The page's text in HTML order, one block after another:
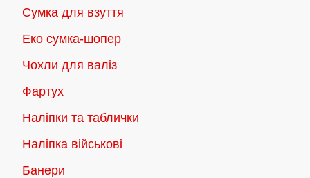
Сумка для взуття
Еко сумка-шопер
Чохли для валіз
Фартух
Наліпки та таблички
Наліпка військові
Банери